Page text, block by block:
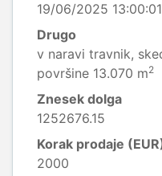
19/06/2025 13:00:01
Drugo
v naravi travnik,
površine 13.070 m2
Znesek dolga
1252676.15
Korak prodaje
2000